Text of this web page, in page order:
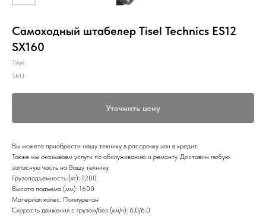
Самоходный штабелер Tisel Technics ES12
SX160
Tisel
SKU:
Уточнить цену
Вы можете приобрести нашу технику в рассрочку или в кредит.
Также мы оказываем услуги по обслуживанию и ремонту. Доставим любую
запасную часть на Вашу технику.
Грузоподъемность (кг): 1200
Высота подъема (мм): 1600
Материал колес: Полиуретан
Скорость движения с грузом/без (км/ч): 6.0/6.0